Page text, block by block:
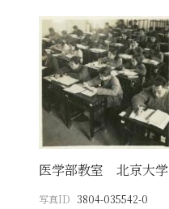
医学部教室 北京大学
写真ID 3804-035542-0